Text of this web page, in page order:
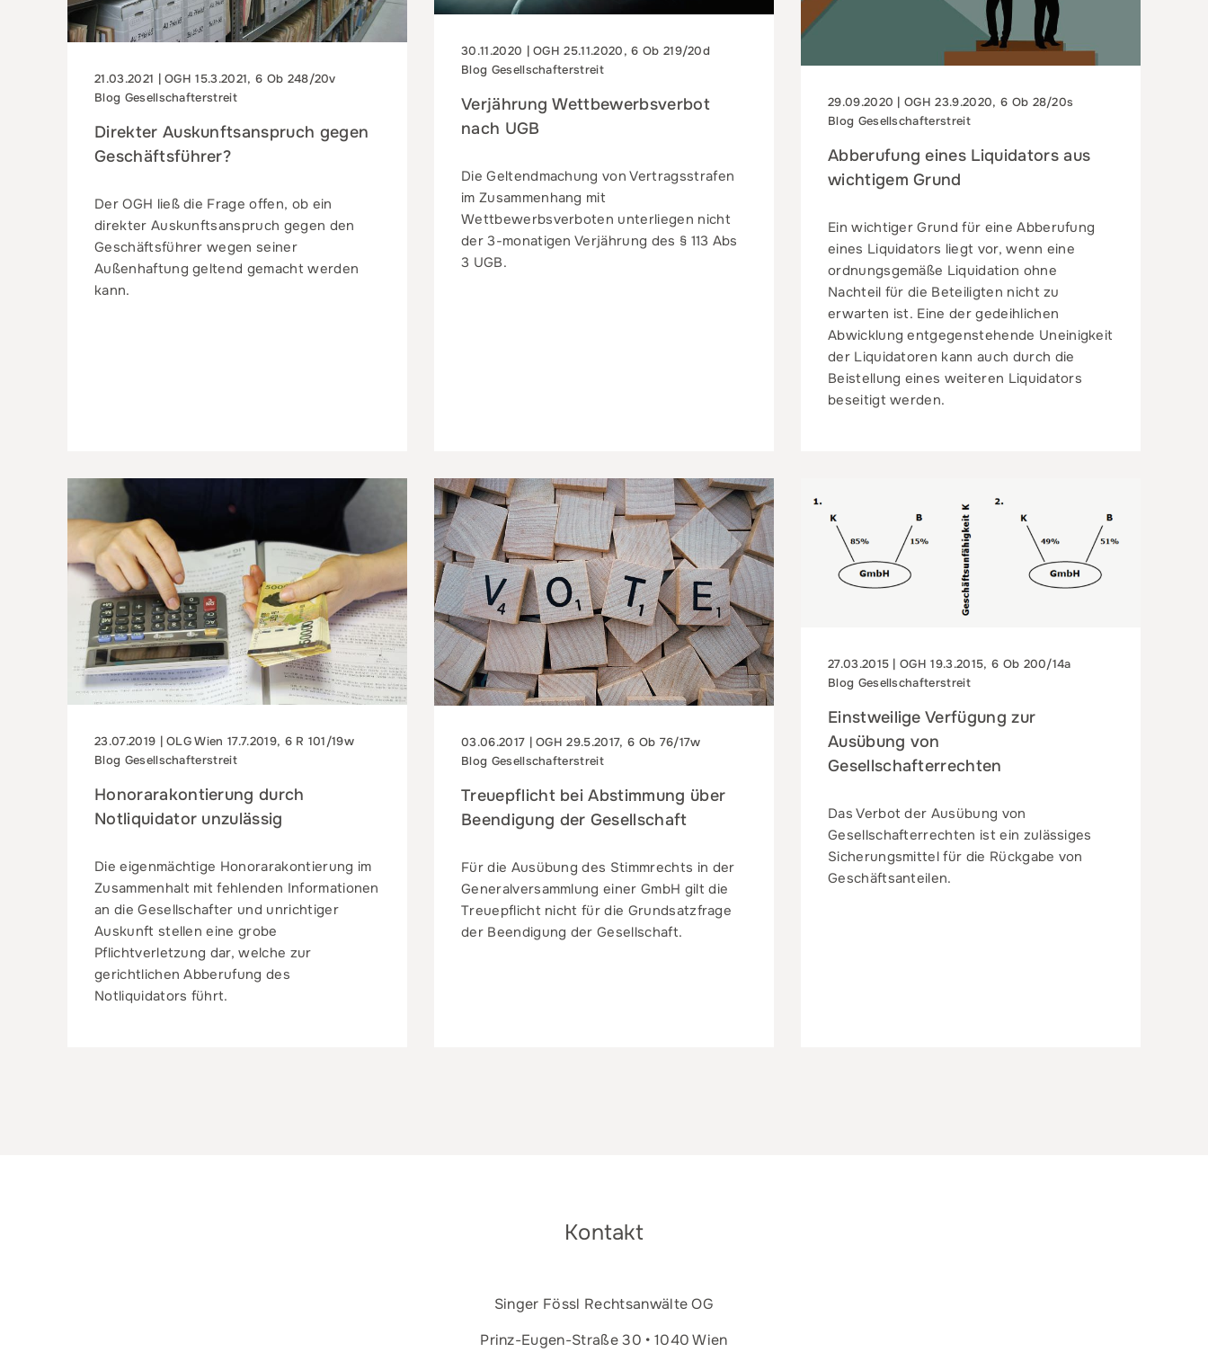
21.03.2021 | OGH 15.3.2021, 6 Ob 248/20v
Blog Gesellschafterstreit
Direkter Auskunftsanspruch gegen
Geschäftsführer?
Der OGH ließ die Frage offen, ob ein
direkter Auskunftsanspruch gegen den
Geschäftsführer wegen seiner
Außenhaftung geltend gemacht werden
kann.
30.11.2020 | OGH 25.11.2020, 6 Ob 219/20d
Blog Gesellschafterstreit
Verjährung Wettbewerbsverbot
nach UGB
Die Geltendmachung von Vertragsstrafen
im Zusammenhang mit
Wettbewerbsverboten unterliegen nicht
der 3-monatigen Verjährung des § 113 Abs
3 UGB.
29.09.2020 | OGH 23.9.2020, 6 Ob 28/20s
Blog Gesellschafterstreit
Abberufung eines Liquidators aus
wichtigem Grund
Ein wichtiger Grund für eine Abberufung
eines Liquidators liegt vor, wenn eine
ordnungsgemäße Liquidation ohne
Nachteil für die Beteiligten nicht zu
erwarten ist. Eine der gedeihlichen
Abwicklung entgegenstehende Uneinigkeit
der Liquidatoren kann auch durch die
Beistellung eines weiteren Liquidators
beseitigt werden.
23.07.2019 | OLG Wien 17.7.2019, 6 R 101/19w
Blog Gesellschafterstreit
Honorarakontierung durch
Notliquidator unzulässig
Die eigenmächtige Honorarakontierung im
Zusammenhalt mit fehlenden Informationen
an die Gesellschafter und unrichtiger
Auskunft stellen eine grobe
Pflichtverletzung dar, welche zur
gerichtlichen Abberufung des
Notliquidators führt.
03.06.2017 | OGH 29.5.2017, 6 Ob 76/17w
Blog Gesellschafterstreit
Treuepflicht bei Abstimmung über
Beendigung der Gesellschaft
Für die Ausübung des Stimmrechts in der
Generalversammlung einer GmbH gilt die
Treuepflicht nicht für die Grundsatzfrage
der Beendigung der Gesellschaft.
27.03.2015 | OGH 19.3.2015, 6 Ob 200/14a
Blog Gesellschafterstreit
Einstweilige Verfügung zur
Ausübung von
Gesellschafterrechten
Das Verbot der Ausübung von
Gesellschafterrechten ist ein zulässiges
Sicherungsmittel für die Rückgabe von
Geschäftsanteilen.
Kontakt
Singer Fössl Rechtsanwälte OG
Prinz-Eugen-Straße 30 • 1040 Wien